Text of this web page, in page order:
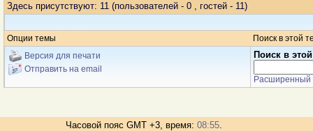
Здесь присутствуют: 11 (пользователей - 0 , гостей - 11)
Опции темы
Поиск в этой
Версия для печати
Отправить на email
Поиск в
Расширенный
Часовой пояс GMT +3, время: 08:55.